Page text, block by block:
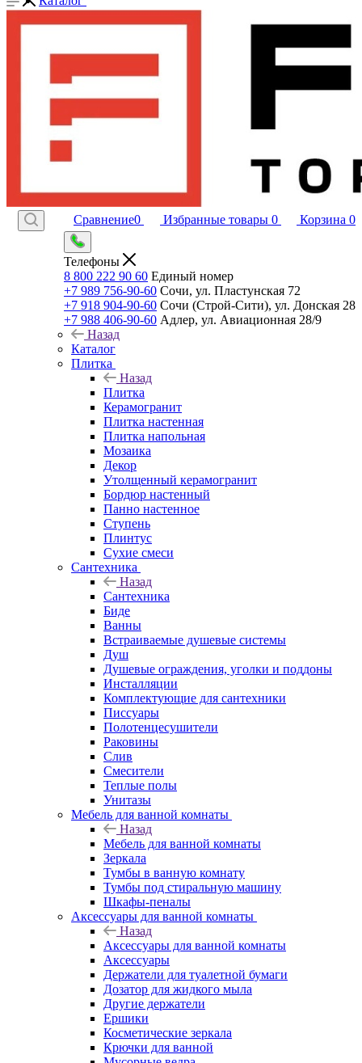
Сравнение0 Избранные товары 0 Корзина 0
Телефоны
8 800 222 90 60 Единый номер
+7 989 756-90-60 Сочи, ул. Пластунская 72
+7 918 904-90-60 Сочи (Строй-Сити), ул. Донская 28
+7 988 406-90-60 Адлер, ул. Авиационная 28/9
Назад
Каталог
Плитка
Назад
Плитка
Керамогранит
Плитка настенная
Плитка напольная
Мозаика
Декор
Утолщенный керамогранит
Бордюр настенный
Панно настенное
Ступень
Плинтус
Сухие смеси
Сантехника
Назад
Сантехника
Биде
Ванны
Встраиваемые душевые системы
Душ
Душевые ограждения, уголки и поддоны
Инсталляции
Комплектующие для сантехники
Писсуары
Полотенцесушители
Раковины
Слив
Смесители
Теплые полы
Унитазы
Мебель для ванной комнаты
Назад
Мебель для ванной комнаты
Зеркала
Тумбы в ванную комнату
Тумбы под стиральную машину
Шкафы-пеналы
Аксессуары для ванной комнаты
Назад
Аксессуары для ванной комнаты
Аксессуары
Держатели для туалетной бумаги
Дозатор для жидкого мыла
Другие держатели
Ершики
Косметические зеркала
Крючки для ванной